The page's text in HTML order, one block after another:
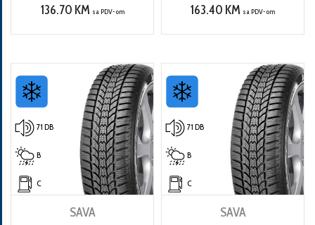
136.70 KM sa PDV-om 163.40 KM sa PDV-om
71 DB
B
C
SAVA
71 DB
B
C
SAVA